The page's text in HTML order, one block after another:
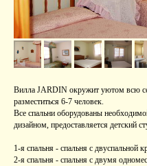
Вилла JARDIN окружит уютом всю
разместиться 6-7 человек.
Все спальни оборудованы
дизайном, предоставляется детский
1-я спальня - спальня с двуспальной
2-я спальня - спальня с двумя